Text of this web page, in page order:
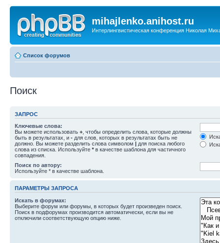
mihajlenko.anihost.ru
Интерлингвистическая конференция Николая
Список форумов
Поиск
ЗАПРОС
Ключевые слова:
Вы можете использовать + , чтобы определить слова, которые должны
быть в результатах, и - для слов, которых в результатах быть не
должно. Вы можете разделить слова символом | для поиска любого
слова из списка. Используйте * в качестве шаблона для частичного
совпадения.
Поиск по автору:
Используйте * в качестве шаблона.
ПАРАМЕТРЫ ЗАПРОСА
Искать в форумах:
Выберите форум или форумы, в которых будет произведен поиск.
Поиск в подфорумах производится автоматически, если вы не
отключили соответствующую опцию ниже.